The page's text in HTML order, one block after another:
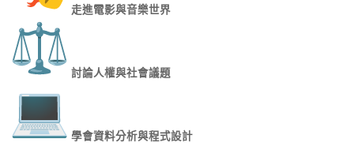
走進電影與音樂世界
討論人權與社會議題
學會資料分析與程式設計